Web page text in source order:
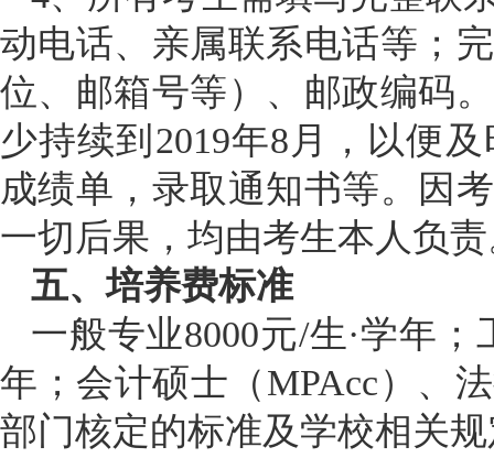
动电话、亲属联系电话等；
位、邮箱号等）、邮政编码
少持续到2019年8月，以便
成绩单，录取通知书等。因
一切后果，均由考生本人负
五、培养费标准
一般专业8000元/生·学年；
年；会计硕士（MPAcc）、
部门核定的标准及学校相关